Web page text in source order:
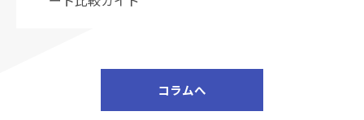
コラムへ